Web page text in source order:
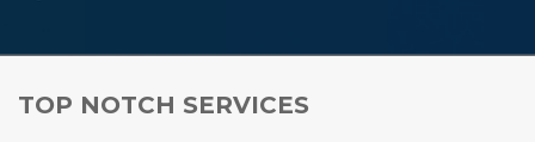
TOP NOTCH SERVICES